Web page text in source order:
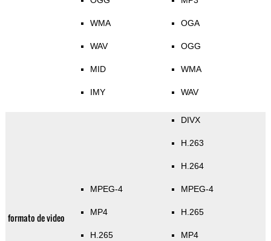
WMA
WAV
MID
IMY
OGA
OGG
WMA
WAV
formato de video
MPEG-4
MP4
H.265
DIVX
H.263
H.264
MPEG-4
H.265
MP4